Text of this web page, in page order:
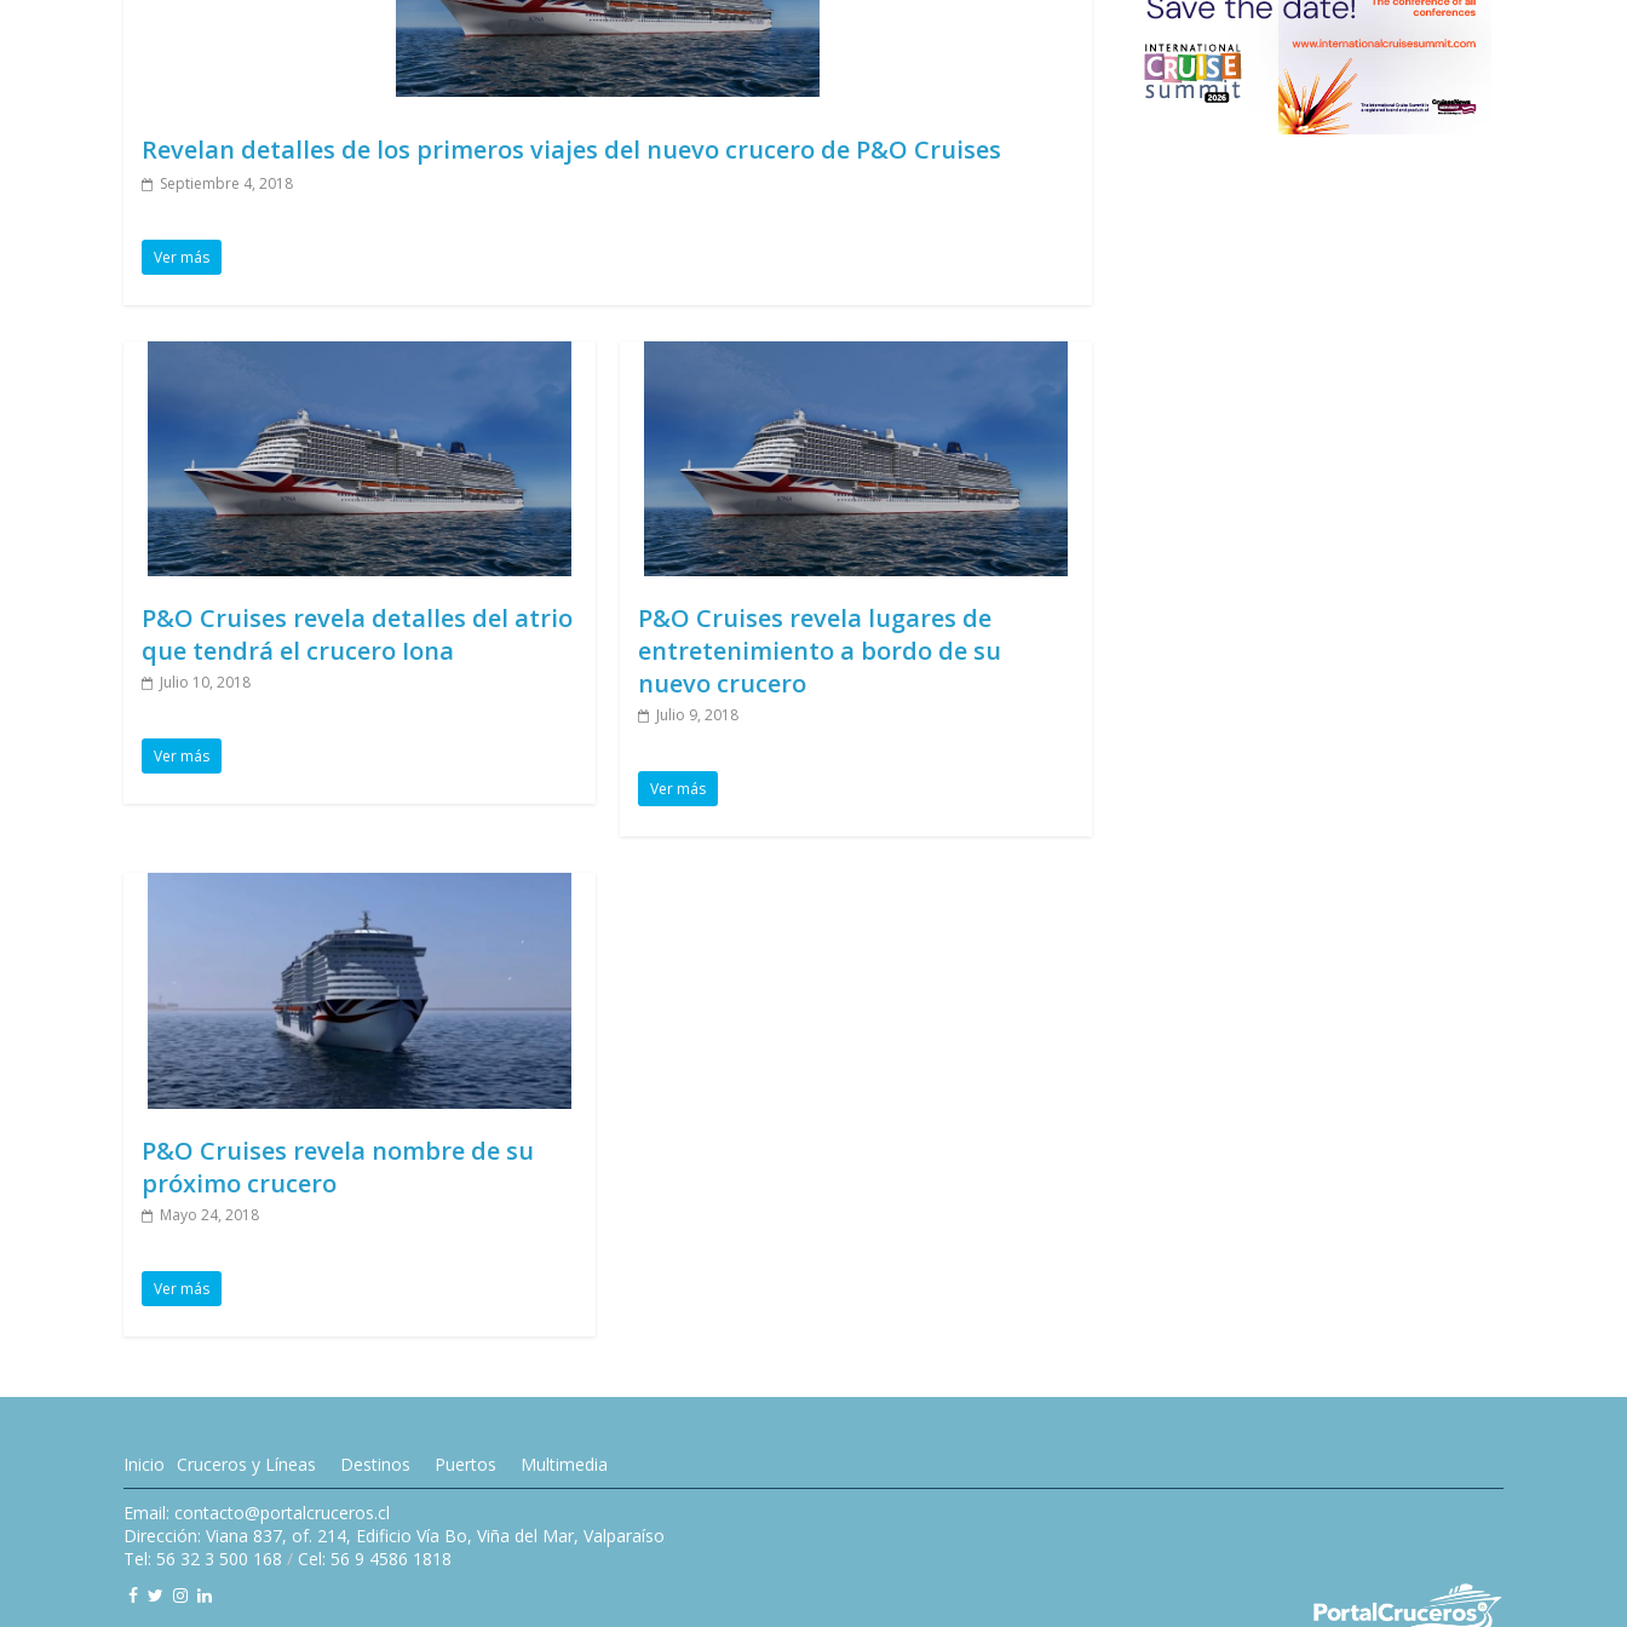
Revelan detalles de los primeros viajes del nuevo crucero de P&O Cruises
Septiembre 4, 2018
Ver más
P&O Cruises revela detalles del atrio
que tendrá el crucero Iona
Julio 10, 2018
Ver más
P&O Cruises revela lugares de
entretenimiento a bordo de su
nuevo crucero
Julio 9, 2018
Ver más
P&O Cruises revela nombre de su
próximo crucero
Mayo 24, 2018
Ver más
Inicio Cruceros y Líneas Destinos Puertos Multimedia
Email: contacto@portalcruceros.cl
Dirección: Viana 837, of. 214, Edificio Vía Bo, Viña del Mar, Valparaíso
Tel: 56 32 3 500 168 / Cel: 56 9 4586 1818